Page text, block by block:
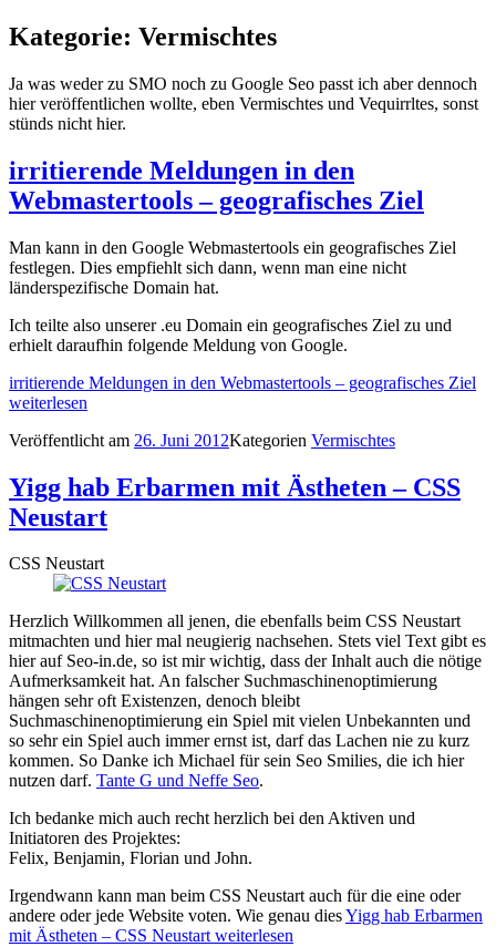
Kategorie: Vermischtes
Ja was weder zu SMO noch zu Google Seo passt ich aber dennoch
hier veröffentlichen wollte, eben Vermischtes und Vequirrltes, sonst
stünds nicht hier.
irritierende Meldungen in den
Webmastertools – geografisches Ziel
Man kann in den Google Webmastertools ein geografisches Ziel
festlegen. Dies empfiehlt sich dann, wenn man eine nicht
länderspezifische Domain hat.
Ich teilte also unserer .eu Domain ein geografisches Ziel zu und
erhielt daraufhin folgende Meldung von Google.
irritierende Meldungen in den Webmastertools – geografisches Ziel
weiterlesen
Veröffentlicht am 26. Juni 2012Kategorien Vermischtes
Yigg hab Erbarmen mit Ästheten – CSS
Neustart
CSS Neustart
Herzlich Willkommen all jenen, die ebenfalls beim CSS Neustart
mitmachten und hier mal neugierig nachsehen. Stets viel Text gibt es
hier auf Seo-in.de, so ist mir wichtig, dass der Inhalt auch die nötige
Aufmerksamkeit hat. An falscher Suchmaschinenoptimierung
hängen sehr oft Existenzen, denoch bleibt
Suchmaschinenoptimierung ein Spiel mit vielen Unbekannten und
so sehr ein Spiel auch immer ernst ist, darf das Lachen nie zu kurz
kommen. So Danke ich Michael für sein Seo Smilies, die ich hier
nutzen darf. Tante G und Neffe Seo.
Ich bedanke mich auch recht herzlich bei den Aktiven und
Initiatoren des Projektes:
Felix, Benjamin, Florian und John.
Irgendwann kann man beim CSS Neustart auch für die eine oder
andere oder jede Website voten. Wie genau diesYigg hab Erbarmen
mit Ästheten – CSS Neustartweiterlesen